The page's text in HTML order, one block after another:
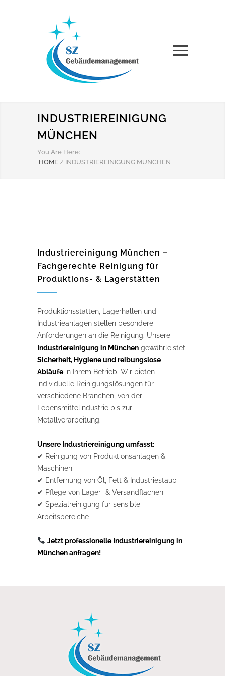
INDUSTRIEREINIGUNG
MÜNCHEN
You Are Here:
HOME / INDUSTRIEREINIGUNG MÜNCHEN
Industriereinigung München –
Fachgerechte Reinigung für
Produktions- & Lagerstätten
Produktionsstätten, Lagerhallen und
Industrieanlagen stellen besondere
Anforderungen an die Reinigung. Unsere
Industriereinigung in München gewährleistet
Sicherheit, Hygiene und reibungslose
Abläufe in Ihrem Betrieb. Wir bieten
individuelle Reinigungslösungen für
verschiedene Branchen, von der
Lebensmittelindustrie bis zur
Metallverarbeitung.
Unsere Industriereinigung umfasst:
✔ Reinigung von Produktionsanlagen &
Maschinen
✔ Entfernung von Öl, Fett & Industriestaub
✔ Pflege von Lager- & Versandflächen
✔ Spezialreinigung für sensible
Arbeitsbereiche
Jetzt professionelle Industriereinigung in
München anfragen!